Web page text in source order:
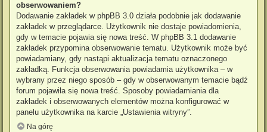
obserwowaniem?
Dodawanie zakładek w phpBB 3.0 działa podobnie jak dodawanie
zakładek w przeglądarce. Użytkownik nie dostaje powiadomienia,
gdy w temacie pojawia się nowa treść. W phpBB 3.1 dodawanie
zakładek przypomina obserwowanie tematu. Użytkownik może być
powiadamiany, gdy nastąpi aktualizacja tematu oznaczonego
zakładką. Funkcja obserwowania powiadamia użytkownika – w
wybrany przez niego sposób – gdy w obserwowanym temacie bądź
forum pojawiła się nowa treść. Sposoby powiadamiania dla
zakładek i obserwowanych elementów można konfigurować w
panelu użytkownika na karcie „Ustawienia witryny”.
Na górę